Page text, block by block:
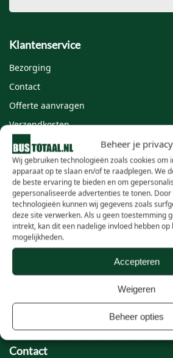
Beheer je privacy
Wij gebruiken technologieën zoals cookies om
apparaat op te slaan en/of te raadplegen. We
de beste ervaring te bieden en om
gepersonaliseerde advertenties te tonen.
technologieën kunnen wij gegevens zoals
deze site verwerken. Als u geen toestemming
intrekt, kan dit een nadelige invloed hebben
mogelijkheden.
Accepteren
Weigeren
Beheer opties
Klantenservice
Bezorging
Contact
Offerte aanvragen
Verzendkosten
Veelgestelde vragen
Zakelijk
Wie zijn wij
Over Bustotaal
Samenwerken
Privacy statement
Contact